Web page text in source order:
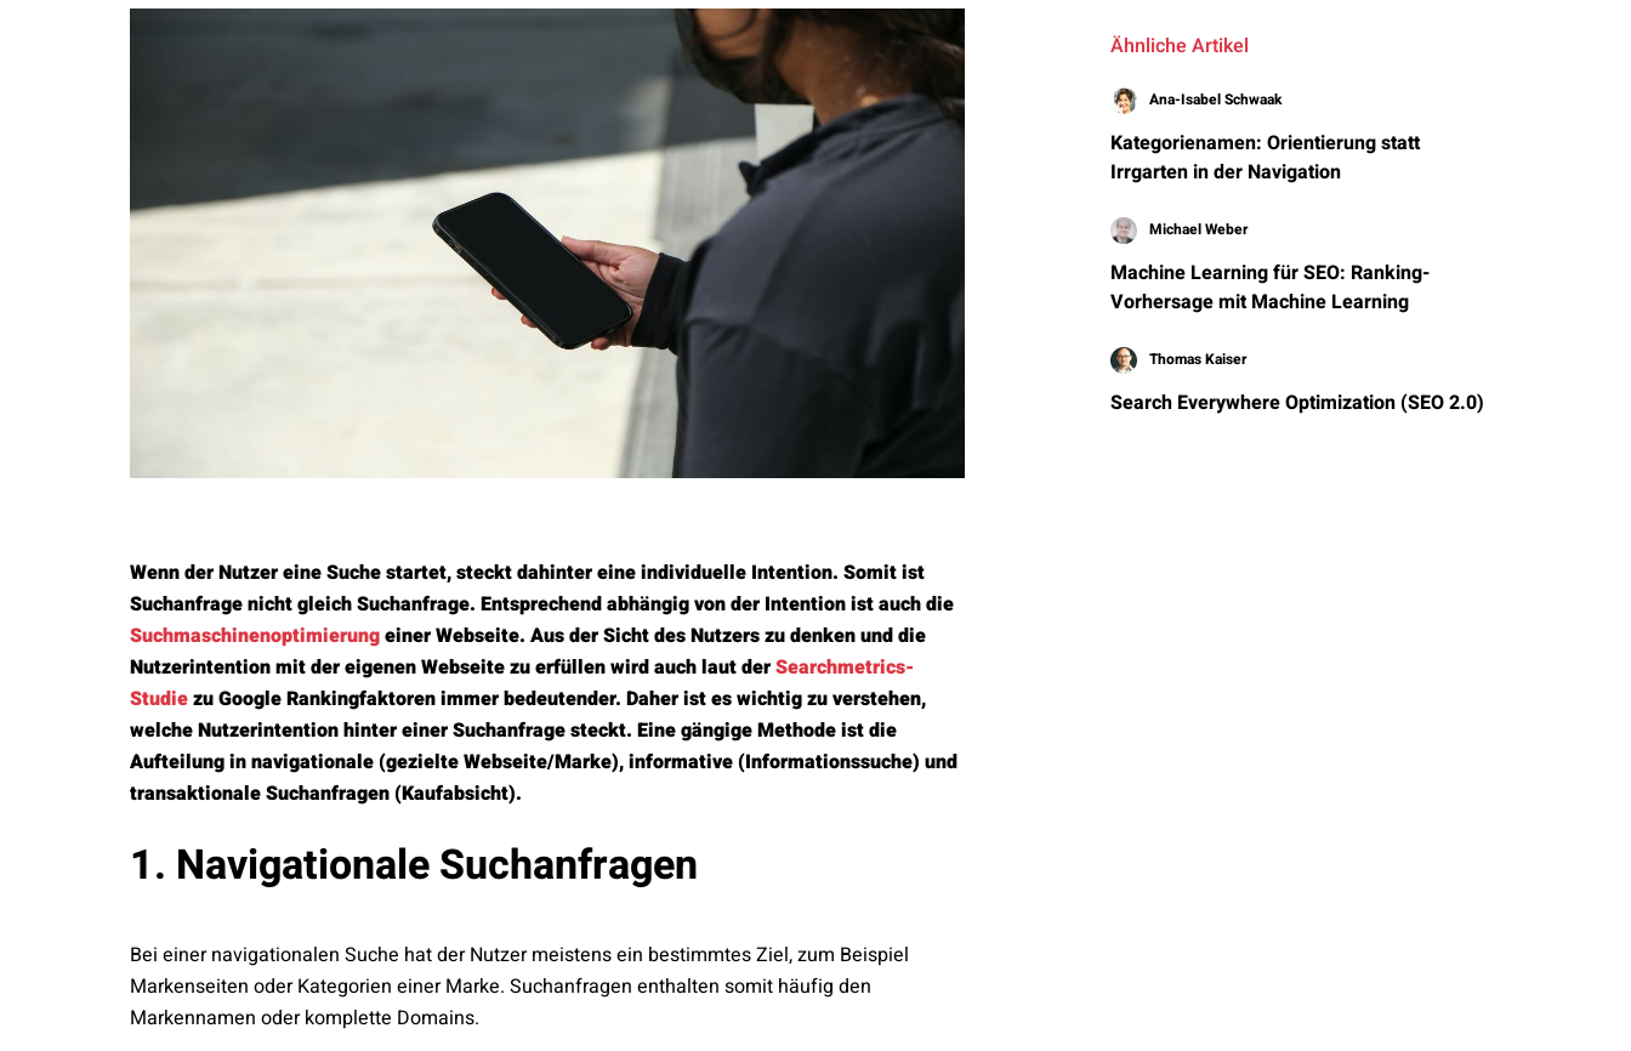
Wenn der Nutzer eine Suche startet, steckt dahinter eine individuelle Intention. Somit ist
Suchanfrage nicht gleich Suchanfrage. Entsprechend abhängig von der Intention ist auch die
Suchmaschinenoptimierungeiner Webseite. Aus der Sicht des Nutzers zu denken und die
Nutzerintention mit der eigenen Webseite zu erfüllen wird auch laut derSearchmetrics-
Studiezu Google Rankingfaktoren immer bedeutender. Daher ist es wichtig zu verstehen,
welche Nutzerintention hinter einer Suchanfrage steckt. Eine gängige Methode ist die
Aufteilung in navigationale (gezielte Webseite/Marke), informative (Informationssuche) und
transaktionale Suchanfragen (Kaufabsicht).
1. Navigationale Suchanfragen
Bei einer navigationalen Suche hat der Nutzer meistens ein bestimmtes Ziel, zum Beispiel
Markenseiten oder Kategorien einer Marke. Suchanfragen enthalten somit häufig den
Markennamen oder komplette Domains.
Ähnliche Artikel
Ana-Isabel Schwaak
Kategorienamen: Orientierung statt
Irrgarten in der Navigation
Michael Weber
Machine Learning für SEO: Ranking-
Vorhersage mit Machine Learning
Thomas Kaiser
Search Everywhere Optimization (SEO 2.0)